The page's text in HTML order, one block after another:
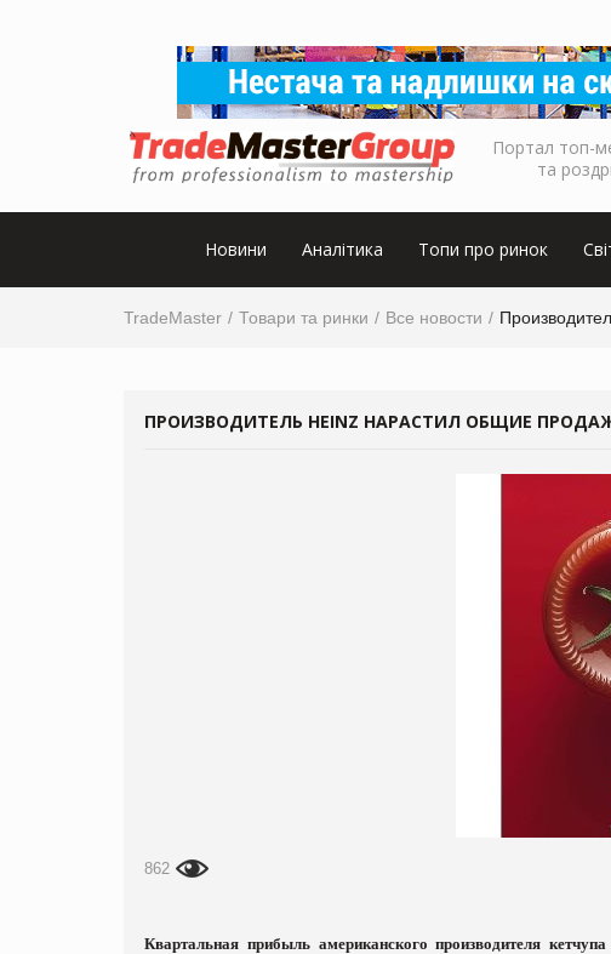
Портал топ-
та
Новини Аналітика Топи про ринок
TradeMaster Товари та ринки Все новости
ПРОИЗВОДИТЕЛЬ HEINZ НАРАСТИЛ ОБЩИЕ
862
Квартальная прибыль американского производителя